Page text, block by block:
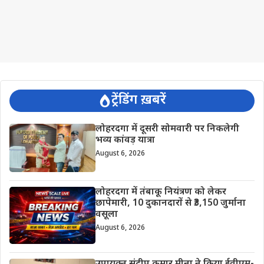
ट्रेंडिंग ख़बरें
लोहरदगा में दूसरी सोमवारी पर निकलेगी
भव्य कांवड़ यात्रा
August 6, 2026
लोहरदगा में तंबाकू नियंत्रण को लेकर
छापेमारी, 10 दुकानदारों से ₹3,150 जुर्माना
वसूला
August 6, 2026